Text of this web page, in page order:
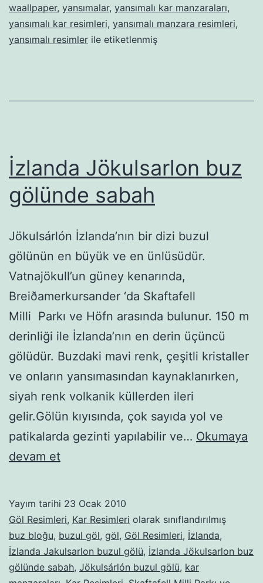
waallpaper, yansımalar, yansımalı kar manzaraları,
yansımalı kar resimleri, yansımalı manzara resimleri,
yansımalı resimler ile etiketlenmiş
İzlanda Jökulsarlon buz
gölünde sabah
Jökulsárlón İzlanda’nın bir dizi buzul
gölünün en büyük ve en ünlüsüdür.
Vatnajökull’un güney kenarında,
Breiðamerkursander ‘da Skaftafell
Milli Parkı ve Höfn arasında bulunur. 150 m
derinliği ile İzlanda’nın en derin üçüncü
gölüdür. Buzdaki mavi renk, çeşitli kristaller
ve onların yansımasından kaynaklanırken,
siyah renk volkanik küllerden ileri
gelir.Gölün kıyısında, çok sayıda yol ve
patikalarda gezinti yapılabilir ve… Okumaya
devam etİzlanda
gölünde
sabah
Yayım tarihi 23 Ocak 2010
Göl Resimleri, Kar Resimleri olarak sınıflandırılmış
buz bloğu, buzul göl, göl, Göl Resimleri, İzlanda,
İzlanda Jakulsarlon buzul gölü, İzlanda Jökulsarlon buz
gölünde sabah, Jökulsárlón buzul gölü, kar